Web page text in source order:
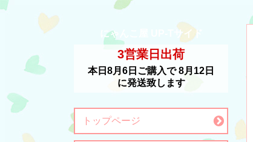
にゃんこ屋 UP-Tサイド
3営業日出荷
本日 8月6日 ご購入で8月12日
に発送致します
トップページ